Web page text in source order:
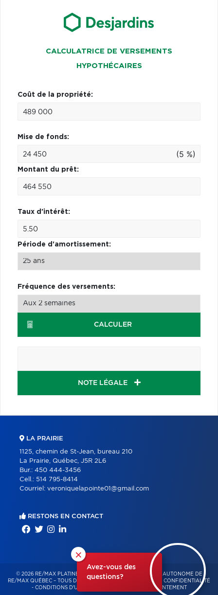
CALCULATRICE DE VERSEMENTS
HYPOTHÉCAIRES
Coût de la propriété:
Mise de fonds:
(5 %)
Montant du prêt:
Taux d'intérêt:
Période d'amortissement:
Fréquence des versements:
CALCULER
NOTE LÉGALE
×
Avez-vous des
questions?
LA PRAIRIE
1125, chemin de St-Jean, bureau 210
La Prairie, Québec, J5R 2L6
Bur.: 450 444-3456
Cell.: 514 795-8414
Courriel: veroniquelapointe01@gmail.com
RESTONS EN CONTACT
© 2026 RE/MAX PLATINE – FRANCHISÉ INDÉPENDANT ET AUTONOME DE
RE/MAX QUÉBEC – TOUS DROITS RÉSERVÉS -
POLITIQUE DE CONFIDENTIALITÉ
- CONDITIONS D'UTILISATION GESTION DU CONSENTEMENT